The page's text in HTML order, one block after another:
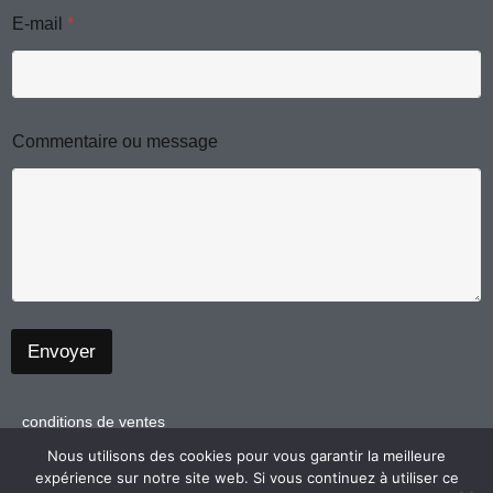
a
m
k
o
m
u
o
m
m
r
E-mail *
Commentaire ou message
Envoyer
conditions de ventes
politique de confidentialité
mentions légales
Nous utilisons des cookies pour vous garantir la meilleure
expérience sur notre site web. Si vous continuez à utiliser ce